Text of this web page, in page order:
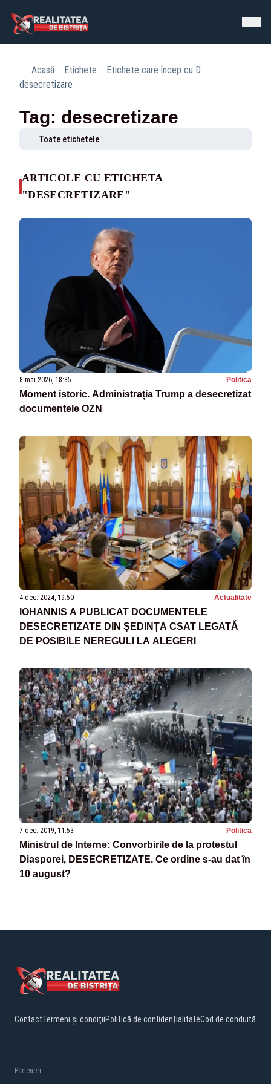
Acasă Etichete
Etichete care încep cu D
desecretizare
Tag: desecretizare
Toate etichetele
ARTICOLE CU ETICHETA
"DESECRETIZARE"
8 mai 2026, 18:35 Politica
Moment istoric. Administrația Trump a desecretizat
documentele OZN
4 dec. 2024, 19:50 Actualitate
IOHANNIS A PUBLICAT DOCUMENTELE
DESECRETIZATE DIN ȘEDINȚA CSAT LEGATĂ
DE POSIBILE NEREGULI LA ALEGERI
7 dec. 2019, 11:53 Politica
Ministrul de Interne: Convorbirile de la protestul
Diasporei, DESECRETIZATE. Ce ordine s-au dat în
10 august?
ContactTermeni și condițiiPolitică de confidențialitateCod de conduită
Parteneri: